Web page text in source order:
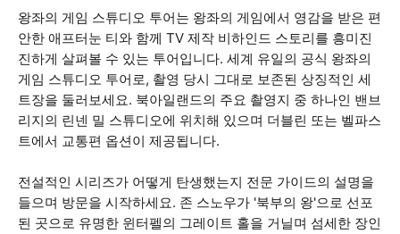
왕좌의 게임 스튜디오 투어는 왕좌의 게임에서 영감을 받은 편
안한 애프터눈 티와 함께 TV 제작 비하인드 스토리를 흥미진
진하게 살펴볼 수 있는 투어입니다. 세계 유일의 공식 왕좌의
게임 스튜디오 투어로, 촬영 당시 그대로 보존된 상징적인 세
트장을 둘러보세요. 북아일랜드의 주요 촬영지 중 하나인 밴브
리지의 린넨 밀 스튜디오에 위치해 있으며 더블린 또는 벨파스
트에서 교통편 옵션이 제공됩니다.
전설적인 시리즈가 어떻게 탄생했는지 전문 가이드의 설명을
들으며 방문을 시작하세요. 존 스노우가 '북부의 왕'으로 선포
된 곳으로 유명한 윈터펠의 그레이트 홀을 거닐며 섬세한 장인